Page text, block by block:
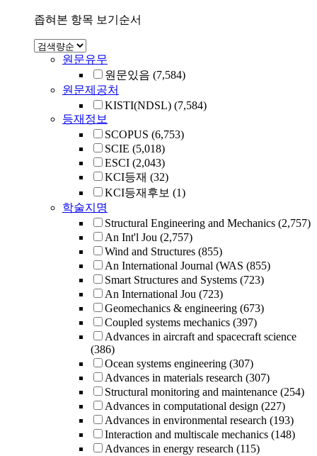
좁혀본 항목 보기순서
원문유무
원문있음 (7,584)
원문제공처
KISTI(NDSL) (7,584)
등재정보
SCOPUS (6,753)
SCIE (5,018)
ESCI (2,043)
KCI등재 (32)
KCI등재후보 (1)
학술지명
Structural Engineering and Mechanics (2,757)
An Int'l Jou (2,757)
Wind and Structures (855)
An International Journal (WAS (855)
Smart Structures and Systems (723)
An International Jou (723)
Geomechanics & engineering (673)
Coupled systems mechanics (397)
Advances in aircraft and spacecraft science
(386)
Ocean systems engineering (307)
Advances in materials research (307)
Structural monitoring and maintenance (254)
Advances in computational design (227)
Advances in environmental research (193)
Interaction and multiscale mechanics (148)
Advances in energy research (115)